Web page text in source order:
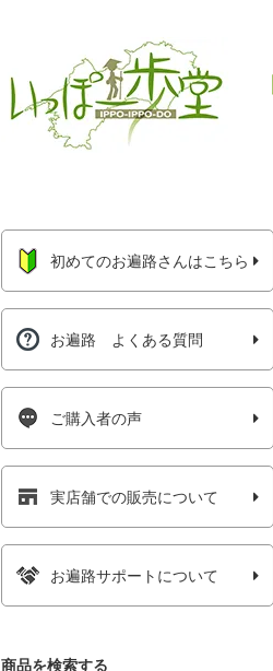
初めてのお遍路さんはこちら
お遍路 よくある質問
ご購入者の声
実店舗での販売について
お遍路サポートについて
商品を検索する